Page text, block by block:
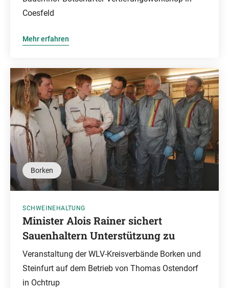
Coesfeld
Mehr erfahren
Borken
SCHWEINEHALTUNG
Minister Alois Rainer sichert
Sauenhaltern Unterstützung zu
Veranstaltung der WLV-Kreisverbände Borken und
Steinfurt auf dem Betrieb von Thomas Ostendorf
in Ochtrup